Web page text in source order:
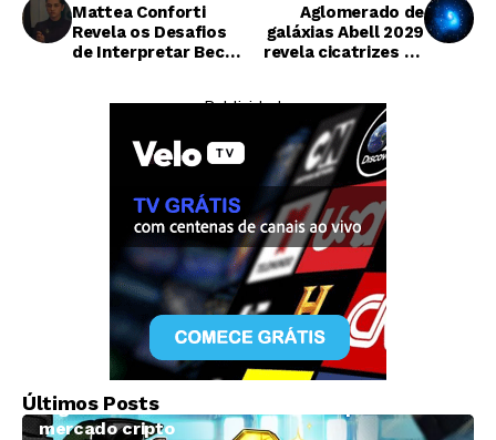
Mattea Conforti
Revela os Desafios
de Interpretar Becka
Aglomerado de
galáxias Abell 2029
revela cicatrizes de
— Publicidade —
Últimos Posts
Criptomoedas
Exploração de falha na Coldcard torna julho o
segundo mês mais crítico de 2026 para o
mercado cripto